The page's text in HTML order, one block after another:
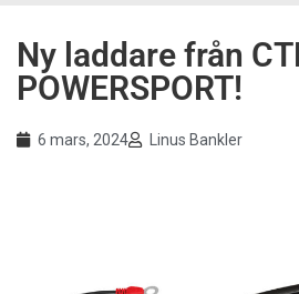
Ny laddare från
POWERSPORT!
6 mars, 2024 Linus Bankler